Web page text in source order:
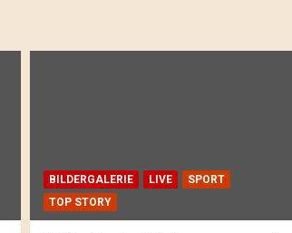
BILDERGALERIE LIVE
SPORT
TOP STORY